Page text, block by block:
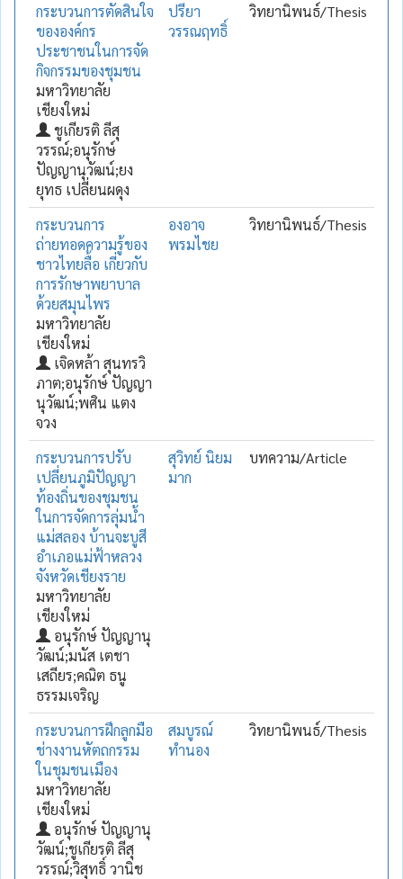
กระบวนการตัดสินใจ
ขององค์กร
ประชาชนในการจัด
กิจกรรมของชุมชน
มหาวิทยาลัย
เชียงใหม่
ชูเกียรติ ลีสุ
วรรณ์;อนุรักษ์
ปัญญานุวัฒน์;ยง
ยุทธ เปลี่ยนผดุง
ปรียา
วรรณฤทธิ์
วิทยานิพนธ์/Thesis
กระบวนการ
ถ่ายทอดความรู้ของ
ชาวไทยลื้อ เกี่ยวกับ
การรักษาพยาบาล
ด้วยสมุนไพร
มหาวิทยาลัย
เชียงใหม่
เจิดหล้า สุนทรวิ
ภาต;อนุรักษ์ ปัญญา
นุวัฒน์;พศิน แตง
จวง
องอาจ
พรมไชย
วิทยานิพนธ์/Thesis
กระบวนการปรับ
เปลี่ยนภูมิปัญญา
ท้องถิ่นของชุมชน
ในการจัดการลุ่มน้ำ
แม่สลอง บ้านจะบูสี
อำเภอแม่ฟ้าหลวง
จังหวัดเชียงราย
มหาวิทยาลัย
เชียงใหม่
อนุรักษ์ ปัญญานุ
วัฒน์;มนัส เตชา
เสถียร;คณิต ธนู
ธรรมเจริญ
สุวิทย์ นิยม
มาก
บทความ/Article
กระบวนการฝึกลูกมือ
ช่างงานหัตถกรรม
ในชุมชนเมือง
มหาวิทยาลัย
เชียงใหม่
อนุรักษ์ ปัญญานุ
วัฒน์;ชูเกียรติ ลีสุ
วรรณ์;วิสุทธิ์ วานิช
สมบูรณ์
ทำนอง
วิทยานิพนธ์/Thesis